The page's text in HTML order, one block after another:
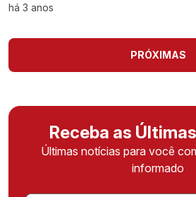
há 3 anos
PRÓXIMAS
Receba as
Últimas notícias para você
informado